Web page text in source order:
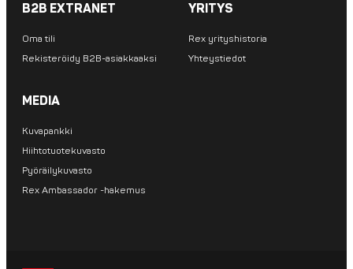
B2B EXTRANET
Oma tili
Rekisteröidy B2B-asiakkaaksi
YRITYS
Rex yrityshistoria
Yhteystiedot
MEDIA
Kuvapankki
Hiihtotuotekuvasto
Pyöräilykuvasto
Rex Ambassador -hakemus